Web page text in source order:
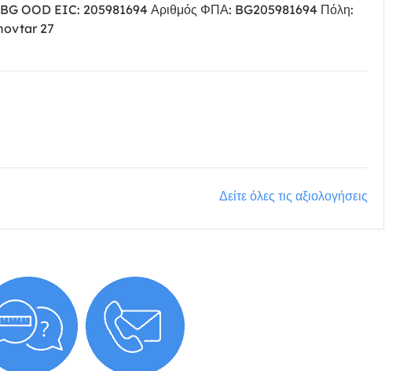
BG OOD EIC: 205981694 Αριθμός ΦΠΑ: BG205981694 Πόλη:
27
Δείτε όλες τις αξιολογήσεις